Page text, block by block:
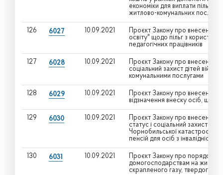
економіки для виплати пільг і
житлово-комунальних послуг
126 6027 10.09.2021
Проєкт Закону про внесення
освіту" щодо пільг з
педагогічних працівників
127 6028 10.09.2021
Проєкт Закону про внесення
соціальний захист дітей
комунальними послугами
128 6029 10.09.2021
Проєкт Закону про внесення
відзначення внеску осіб, що
129 6030 10.09.2021
Проєкт Закону про внесення
статус і соціальний захист
Чорнобильської катастрофи"
пенсій для осіб з інвалідністю
130 6031 10.09.2021
Проєкт Закону про порядок
домогосподарствам на
скрапленого газу, твердого та